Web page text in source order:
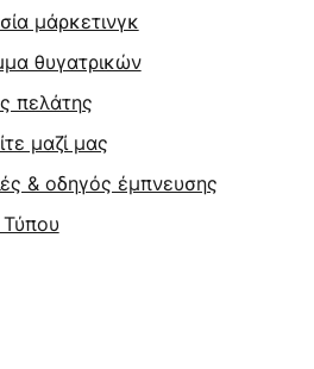
μάρκετινγκ
θυγατρικών
πελάτης
μαζί μας
& οδηγός έμπνευσης